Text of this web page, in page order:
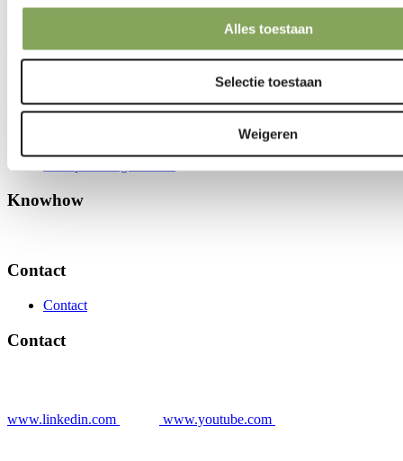
Alles toestaan
Selectie toestaan
Weigeren
Nieuws
Knowhow
Knowhow
Contact
Contact
Contact
www.linkedin.com www.youtube.com